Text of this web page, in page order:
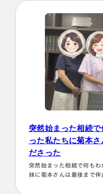
い！！と、私も思わず「
突然始まった相続
った私たちに菊本
ださった
突然始まった相続で何も
妹に菊本さんは最後まで